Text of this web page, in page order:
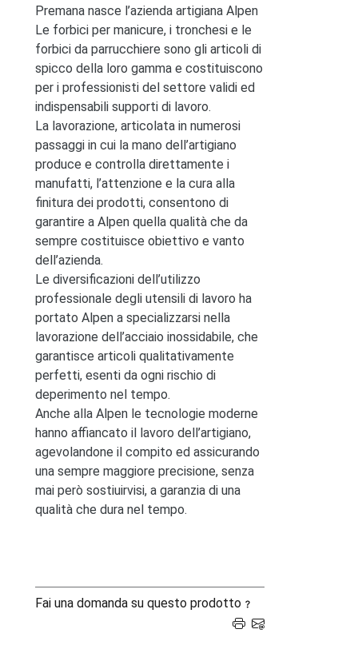
Premana nasce l’azienda artigiana Alpen
Le forbici per manicure, i tronchesi e le
forbici da parrucchiere sono gli articoli di
spicco della loro gamma e costituiscono
per i professionisti del settore validi ed
indispensabili supporti di lavoro.
La lavorazione, articolata in numerosi
passaggi in cui la mano dell’artigiano
produce e controlla direttamente i
manufatti, l’attenzione e la cura alla
finitura dei prodotti, consentono di
garantire a Alpen quella qualità che da
sempre costituisce obiettivo e vanto
dell’azienda.
Le diversificazioni dell’utilizzo
professionale degli utensili di lavoro ha
portato Alpen a specializzarsi nella
lavorazione dell’acciaio inossidabile, che
garantisce articoli qualitativamente
perfetti, esenti da ogni rischio di
deperimento nel tempo.
Anche alla Alpen le tecnologie moderne
hanno affiancato il lavoro dell’artigiano,
agevolandone il compito ed assicurando
una sempre maggiore precisione, senza
mai però sostiuirvisi, a garanzia di una
qualità che dura nel tempo.
Fai una domanda su questo prodotto